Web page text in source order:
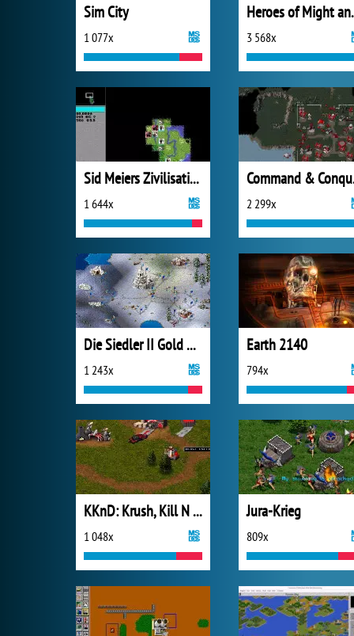
Sim City
1 077x 3 568x
Sid Meiers Zivilisation
1 644x 2 299x
Die Siedler II Gold Edition
1 243x
Earth 2140
794x
KKnD: Krush, Kill N Destroy
1 048x
Jura-Krieg
809x